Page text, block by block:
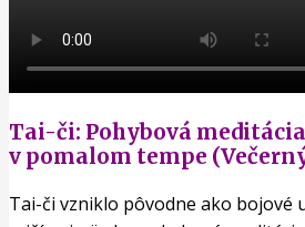
Tai-či: Pohybová
v pomalom tempe
Tai-či vzniklo pôvodne ako bojové